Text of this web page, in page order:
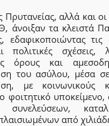
αλλά και
άνοιξαν τα κλειστά
εδαφικοποιώντας τις
πολιτικές σχέσεις,
όρους και
του ασύλου, μέσα
με κοινωνικούς
φοιτητικό
από